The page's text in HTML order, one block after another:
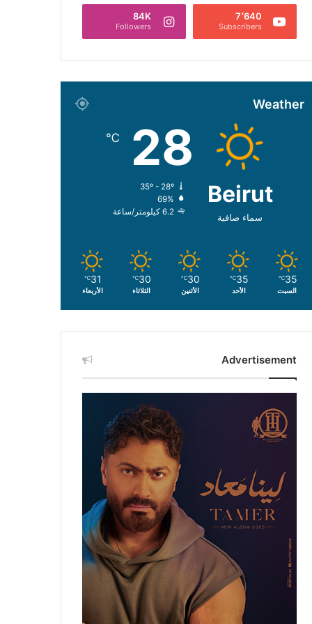
7٬640
Subscribers
84K
Followers
Weather
Beirut
سماء صافية
28
℃
35º - 28º
69%
6.2 كيلومتر/ساعة
35
℃
السبت
35
℃
الأحد
30
℃
الأثنين
30
℃
الثلاثاء
31
℃
الأربعاء
Advertisement